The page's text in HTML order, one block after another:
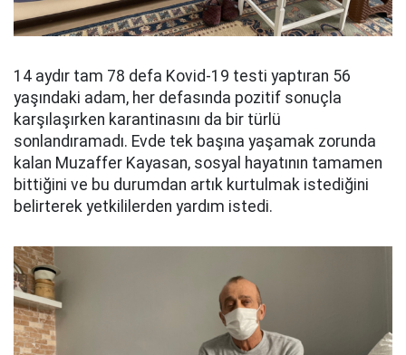
14 aydır tam 78 defa Kovid-19 testi yaptıran 56
yaşındaki adam, her defasında pozitif sonuçla
karşılaşırken karantinasını da bir türlü
sonlandıramadı. Evde tek başına yaşamak zorunda
kalan Muzaffer Kayasan, sosyal hayatının tamamen
bittiğini ve bu durumdan artık kurtulmak istediğini
belirterek yetkililerden yardım istedi.